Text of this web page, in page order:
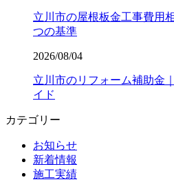
立川市の屋根板金工事費用
つの基準
2026/08/04
立川市のリフォーム補助金
イド
カテゴリー
お知らせ
新着情報
施工実績